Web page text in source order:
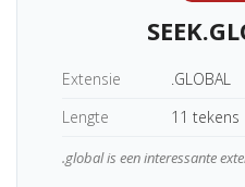
Extensie
.GLOBAL
Lengte
11 tekens
.global is een interessante